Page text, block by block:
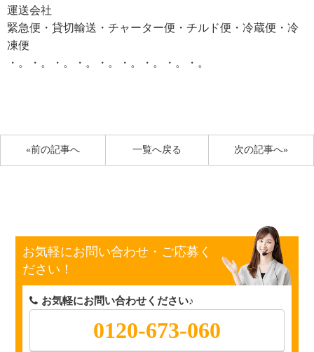
運送会社
緊急便・貸切輸送・チャーター便・チルド便・冷蔵便・冷
凍便
・。・。・。・。・。・。・。・。・。
«前の記事へ 次の記事へ»
一覧へ戻る
お気軽にお問い合わせ・ご応募く
ださい！
お気軽にお問い合わせください♪
0120-673-060